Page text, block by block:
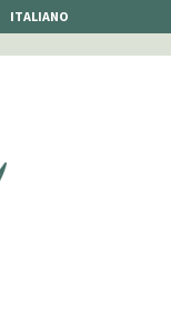
ITALIANO